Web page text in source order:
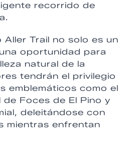
recorrido de
Trail no solo es un
oportunidad para
natural de la
tendrán el privilegio
emblemáticos como el
Foces de El Pino y
deleitándose con
mientras enfrentan